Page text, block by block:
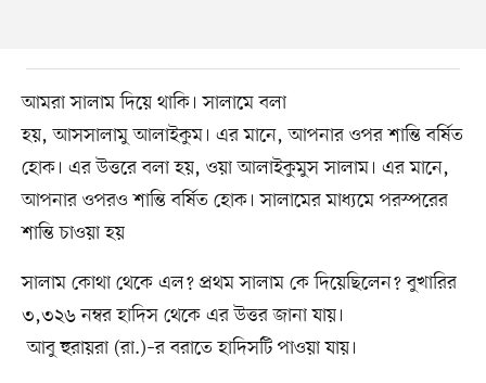
আমরা সালাম দিয়ে থাকি। সালামে বলা
হয়, আসসালামু আলাইকুম। এর মানে, আপনার ওপর শান্তি বর্ষিত
হোক। এর উত্তরে বলা হয়, ওয়া আলাইকুমুস সালাম। এর মানে,
আপনার ওপরও শান্তি বর্ষিত হোক। সালামের মাধ্যমে পরস্পরের
শান্তি চাওয়া হয়
সালাম কোথা থেকে এল? প্রথম সালাম কে দিয়েছিলেন? বুখারির
৩,৩২৬ নম্বর হাদিস থেকে এর উত্তর জানা যায়।
আবু হুরায়রা (রা.)–র বরাতে হাদিসটি পাওয়া যায়।